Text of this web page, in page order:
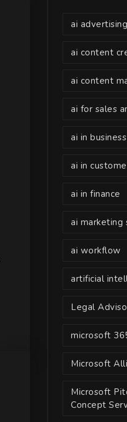
ai advertising
ai content
ai content
ai for sales
ai in business
ai in
ai in finance
ai marketing
ai workflow
artificial
Legal
microsoft
Microsoft
Microsoft
Concept